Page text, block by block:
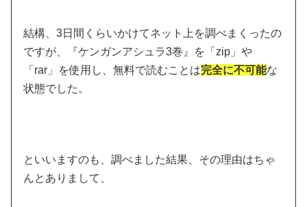
結構、3日間くらいかけてネット上を調べまくったの
ですが、『ケンガンアシュラ3巻』を「zip」や
「rar」を使用し、無料で読むことは完全に不可能な
状態でした。
といいますのも、調べました結果、その理由はちゃ
んとありまして、